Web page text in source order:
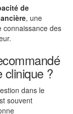
de
, une
connaissance des
clinique ?
dans le
souvent